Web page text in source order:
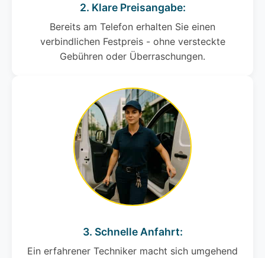
2. Klare Preisangabe:
Bereits am Telefon erhalten Sie einen
verbindlichen Festpreis - ohne versteckte
Gebühren oder Überraschungen.
3. Schnelle Anfahrt:
Ein erfahrener Techniker macht sich umgehend